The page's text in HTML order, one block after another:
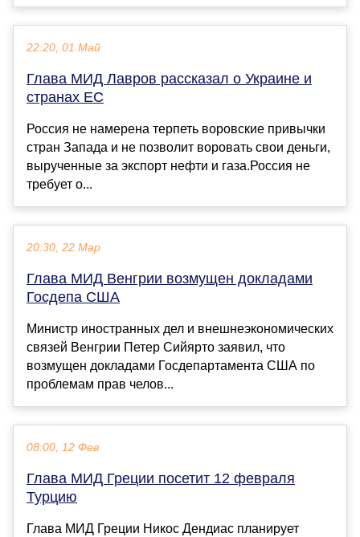
22:20, 01 Май
Глава МИД Лавров рассказал о Украине и
странах ЕС
Россия не намерена терпеть воровские привычки
стран Запада и не позволит воровать свои деньги,
вырученные за экспорт нефти и газа.Россия не
требует о...
20:30, 22 Мар
Глава МИД Венгрии возмущен докладами
Госдепа США
Министр иностранных дел и внешнеэкономических
связей Венгрии Петер Сийярто заявил, что
возмущен докладами Госдепартамента США по
проблемам прав челов...
08:00, 12 Фев
Глава МИД Греции посетит 12 февраля
Турцию
Глава МИД Греции Никос Дендиас планирует